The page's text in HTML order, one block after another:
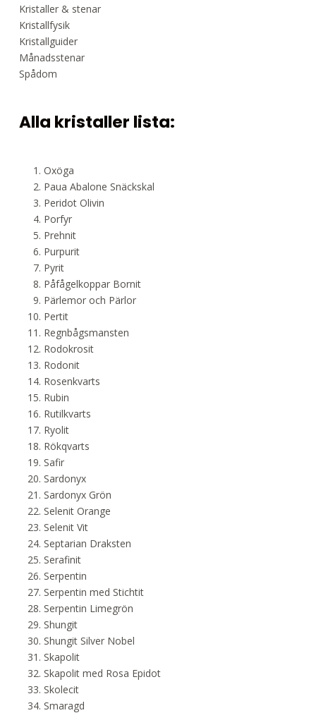
Kristaller & stenar
Kristallfysik
Kristallguider
Månadsstenar
Spådom
Alla kristaller lista:
Oxöga
Paua Abalone Snäckskal
Peridot Olivin
Porfyr
Prehnit
Purpurit
Pyrit
Påfågelkoppar Bornit
Pärlemor och Pärlor
Pertit
Regnbågsmansten
Rodokrosit
Rodonit
Rosenkvarts
Rubin
Rutilkvarts
Ryolit
Rökqvarts
Safir
Sardonyx
Sardonyx Grön
Selenit Orange
Selenit Vit
Septarian Draksten
Serafinit
Serpentin
Serpentin med Stichtit
Serpentin Limegrön
Shungit
Shungit Silver Nobel
Skapolit
Skapolit med Rosa Epidot
Skolecit
Smaragd